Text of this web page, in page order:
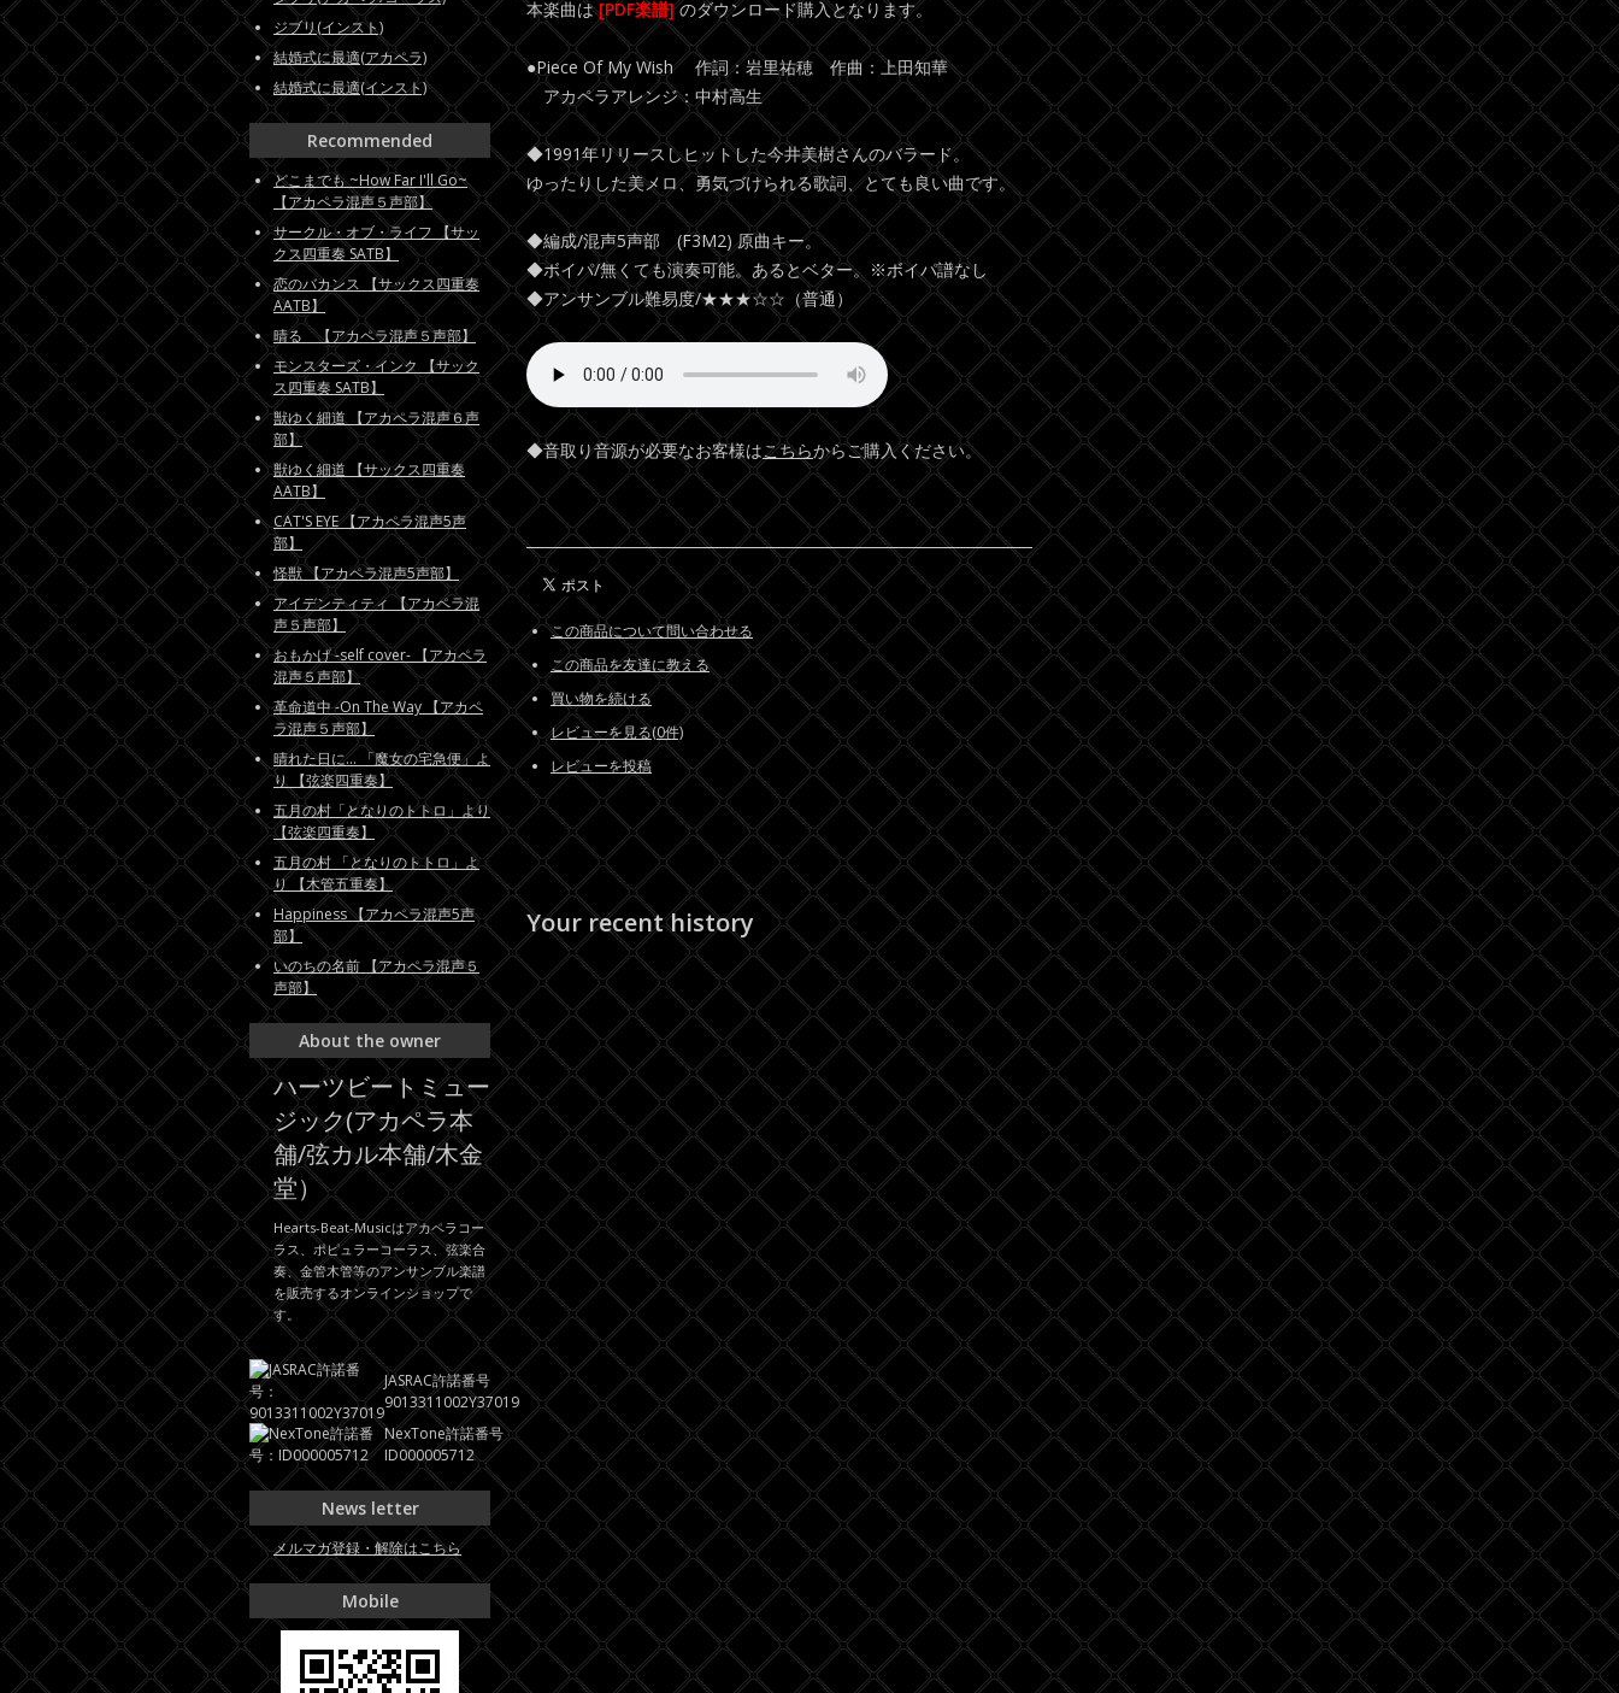
本楽曲は[PDF楽譜]のダウンロード購入となります。
●Piece Of My Wish 作詞：岩里祐穂 作曲：上田知華
アカペラアレンジ：中村高生
◆1991年リリースしヒットした今井美樹さんのバラード。
ゆったりした美メロ、勇気づけられる歌詞、とても良い曲です。
◆編成/混声5声部 (F3M2) 原曲キー。
◆ボイパ/無くても演奏可能。あるとベター。※ボイパ譜なし
◆アンサンブル難易度/★★★☆☆（普通）
◆音取り音源が必要なお客様はこちらからご購入ください。
この商品について問い合わせる
この商品を友達に教える
買い物を続ける
レビューを見る(0件)
レビューを投稿
Your recent history
ジブリ(インスト)
結婚式に最適(アカペラ)
結婚式に最適(インスト)
Recommended
どこまでも ~How Far I'll Go~
【アカペラ混声５声部】
サークル・オブ・ライフ 【サッ
クス四重奏 SATB】
恋のバカンス 【サックス四重奏
AATB】
晴る 【アカペラ混声５声部】
モンスターズ・インク 【サック
ス四重奏 SATB】
獣ゆく細道 【アカペラ混声６声
部】
獣ゆく細道 【サックス四重奏
AATB】
CAT'S EYE 【アカペラ混声5声
部】
怪獣 【アカペラ混声5声部】
アイデンティティ 【アカペラ混
声５声部】
おもかげ -self cover- 【アカペラ
混声５声部】
革命道中 -On The Way 【アカペ
ラ混声５声部】
晴れた日に... 「魔女の宅急便」よ
り 【弦楽四重奏】
五月の村「となりのトトロ」より
【弦楽四重奏】
五月の村 「となりのトトロ」よ
り 【木管五重奏】
Happiness 【アカペラ混声5声
部】
いのちの名前 【アカペラ混声５
声部】
About the owner
ハーツビートミュー
ジック(アカペラ本
舗/弦カル本舗/木金
堂）
Hearts-Beat-Musicはアカペラコー
ラス、ポピュラーコーラス、弦楽合
奏、金管木管等のアンサンブル楽譜
を販売するオンラインショップで
す。
JASRAC許諾番号
9013311002Y37019
NexTone許諾番号
ID000005712
News letter
メルマガ登録・解除はこちら
Mobile